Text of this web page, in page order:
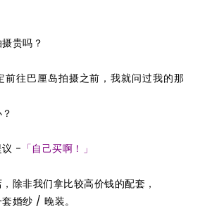
贵吗？
前往巴厘岛拍摄之前，我就问过我的那
议 - 「自己买啊！」
除非我们拿比较高价钱的配套，
婚纱 / 晚装。